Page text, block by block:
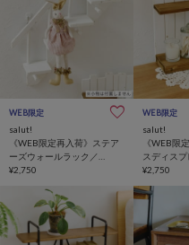
WEB限定
salut!
《WEB限定再入荷》ステア
ーズウォールラック／
choupinet
¥2,750
WEB限定
salut!
《WEB限
スディス
choupinet
¥2,750